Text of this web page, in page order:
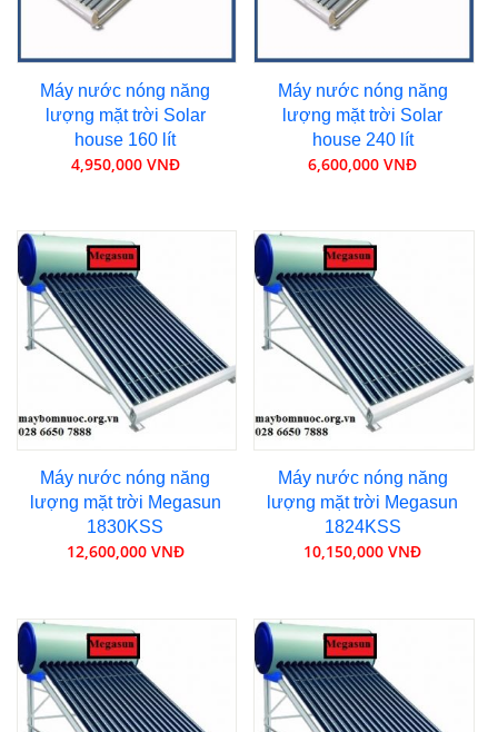
Máy nước nóng năng
lượng mặt trời Solar
house 160 lít
4,950,000 VNĐ
Máy nước nóng năng
lượng mặt trời Solar
house 240 lít
6,600,000 VNĐ
Máy nước nóng năng
lượng mặt trời Megasun
1830KSS
12,600,000 VNĐ
Máy nước nóng năng
lượng mặt trời Megasun
1824KSS
10,150,000 VNĐ